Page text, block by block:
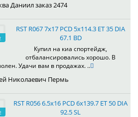
Даниил заказ 2474
RST R067 7x17 PCD 5x114.3 ET 35 DIA
67.1 BD
Купил на киа спортейдж,
отбалансировались хорошо. В
Удачи вам в продажах. ..
Николаевич Пермь
RST R056 6.5x16 PCD 6x139.7 ET 50 DIA
92.5 SL